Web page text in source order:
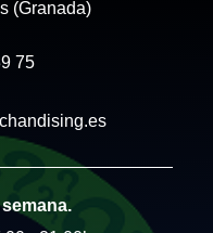
(Granada)
75